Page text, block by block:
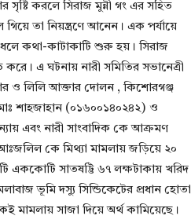
করলে সিরাজ মুন্নী গং এর সহিত
তা নিয়ন্ত্রণে আনেন। এক পর্যায়ে
কথা-কাটাকাটি শুরু হয়। সিরাজ
এ ঘটনায় নারী সমিতির সভানেত্রী
ও লিলি আক্তার দোলন , কিশোরগঞ্জ
মোঃ শাহজাহান (০১৬০০১৪০২৪২) ও
এবং নারী সাংবাদিক কে আক্রমণ
আঃজলিল কে মিথ্যা মামলায় জড়িয়ে ২০
এককোটি সাতষট্টি ৬৭ লক্ষটাকায় খরিদ
ভূমি দস্যু সিন্ডিকেটের প্রধান হোতা
মামলায় সাজা দিয়ে অর্থ কামিয়েছে।